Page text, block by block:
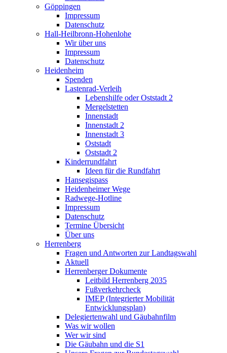
Göppingen
Impressum
Datenschutz
Hall-Heilbronn-Hohenlohe
Wir über uns
Impressum
Datenschutz
Heidenheim
Spenden
Lastenrad-Verleih
Lebenshilfe oder Oststadt 2
Mergelstetten
Innenstadt
Innenstadt 2
Innenstadt 3
Oststadt
Oststadt 2
Kinderrundfahrt
Ideen für die Rundfahrt
Hansegispass
Heidenheimer Wege
Radwege-Hotline
Impressum
Datenschutz
Termine Übersicht
Über uns
Herrenberg
Fragen und Antworten zur Landtagswahl
Aktuell
Herrenberger Dokumente
Leitbild Herrenberg 2035
Fußverkehrcheck
IMEP (Integrierter Mobilität
Entwicklungsplan)
Delegiertenwahl und Gäubahnfilm
Was wir wollen
Wer wir sind
Die Gäubahn und die S1